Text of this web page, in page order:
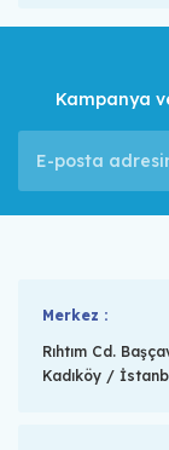
Kampanya
Merkez :
Rıhtım Cd.
Kadıköy /